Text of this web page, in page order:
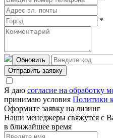
*
Обновить
Отправить заявку
Я даю согласие на обработку
принимаю условия Политики
Оформите заявку на лизинг
Наши менеджеры свяжутся с
в ближайшее время